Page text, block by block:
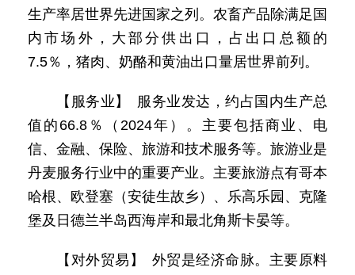
生产率居世界先进国家之列。农畜产品除满足国
内市场外，大部分供出口，占出口总额的
7.5％，猪肉、奶酪和黄油出口量居世界前列。
【服务业】 服务业发达，约占国内生产总
值的66.8％（2024年）。主要包括商业、电
信、金融、保险、旅游和技术服务等。旅游业是
丹麦服务行业中的重要产业。主要旅游点有哥本
哈根、欧登塞（安徒生故乡）、乐高乐园、克隆
堡及日德兰半岛西海岸和最北角斯卡晏等。
【对外贸易】 外贸是经济命脉。主要原料